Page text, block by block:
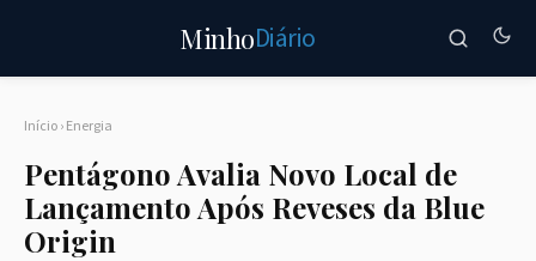
MinhoDiário
Início›Energia
Pentágono Avalia Novo Local de
Lançamento Após Reveses da Blue
Origin